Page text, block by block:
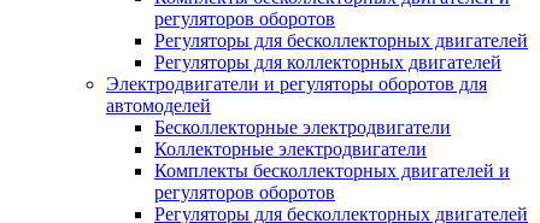
регуляторов оборотов
Регуляторы для бесколлекторных двигателей
Регуляторы для коллекторных двигателей
Электродвигатели и регуляторы оборотов для
автомоделей
Бесколлекторные электродвигатели
Коллекторные электродвигатели
Комплекты бесколлекторных двигателей и
регуляторов оборотов
Регуляторы для бесколлекторных двигателей